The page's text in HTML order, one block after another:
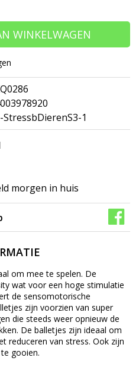
WINKELWAGEN
StressbDierenS3-1
morgen in huis
om mee te spelen. De
wat voor een hoge stimulatie
de sensomotorische
zijn voorzien van super
die steeds weer opnieuw de
De balletjes zijn ideaal om
reduceren van stress. Ook zijn
gooien.